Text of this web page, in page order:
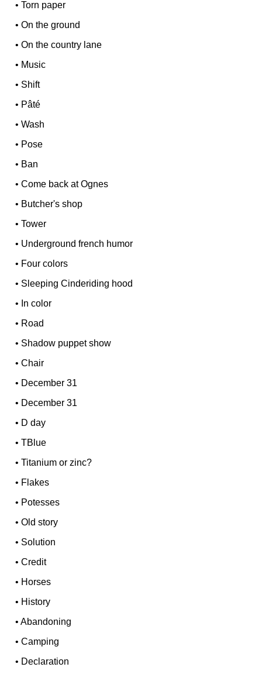
•Torn paper
•On the ground
•On the country lane
• Music
• Shift
• Pâté
•Wash
• Pose
• Ban
•Come back at Ognes
• Butcher's shop
•Tower
• Underground french humor
• Four colors
• Sleeping Cinderiding hood
• In color
• Road
• Shadow puppet show
•Chair
• December 31
• December 31
• D day
•TBlue
•Titanium or zinc?
• Flakes
• Potesses
•Old story
• Solution
•Credit
• Horses
• History
•Abandoning
•Camping
• Declaration